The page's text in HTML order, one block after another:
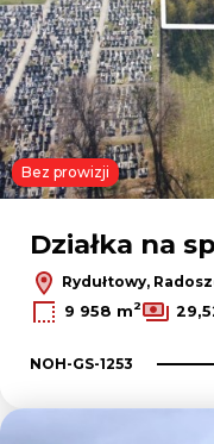
Bez prowizji
Działka na
Rydułtowy,
9 958 m2
NOH-GS-1253